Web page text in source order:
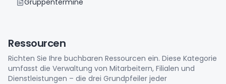
Gruppentermine
Ressourcen
Richten Sie Ihre buchbaren Ressourcen ein. Diese Kategorie
umfasst die Verwaltung von Mitarbeitern, Filialen und
Dienstleistungen – die drei Grundpfeiler jeder